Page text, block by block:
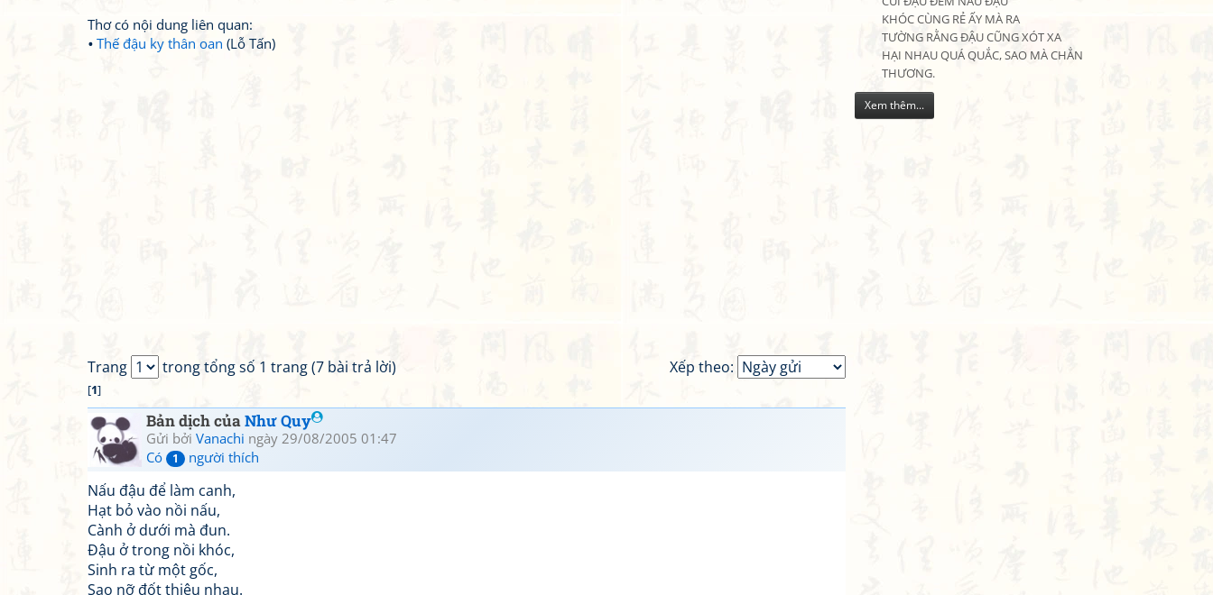
KHÓC CÙNG RẺ ẤY MÀ RA
TƯỜNG RẰNG ĐẬU CŨNG XÓT XA
HẠI NHAU QUÁ QUẮC, SAO MÀ CHẲN
THƯƠNG.
Xem thêm...
Thơ có nội dung liên quan:
Thế đậu ky thân oan (Lỗ Tấn)
Xếp theo:
Trang trong tổng số 1 trang (7 bài trả lời)
[1]
Bản dịch củaNhư Quy
Gửi bởi Vanachi ngày 29/08/2005 01:47
Có
1 người thích
Nấu đậu để làm canh,
Hạt bỏ vào nồi nấu,
Cành ở dưới mà đun.
Đậu ở trong nồi khóc,
Sinh ra từ một gốc,
Sao nỡ đốt thiêu nhau.